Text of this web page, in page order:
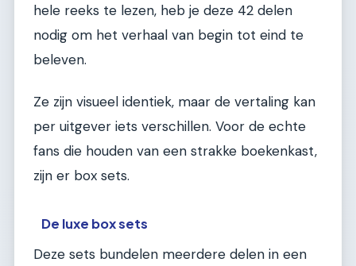
hele reeks te lezen, heb je deze 42 delen
nodig om het verhaal van begin tot eind te
beleven.
Ze zijn visueel identiek, maar de vertaling kan
per uitgever iets verschillen. Voor de echte
fans die houden van een strakke boekenkast,
zijn er box sets.
De luxe box sets
Deze sets bundelen meerdere delen in een